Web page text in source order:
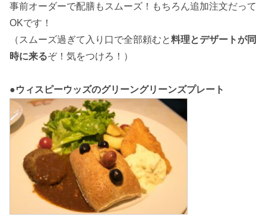
事前オーダーで配膳もスムーズ！もちろん追加注文だって
OKです！
（スムーズ過ぎて入り口で全部頼むと料理とデザートが同
時に来るぞ！気をつけろ！）
●ウィスピーウッズのグリーングリーンズプレート